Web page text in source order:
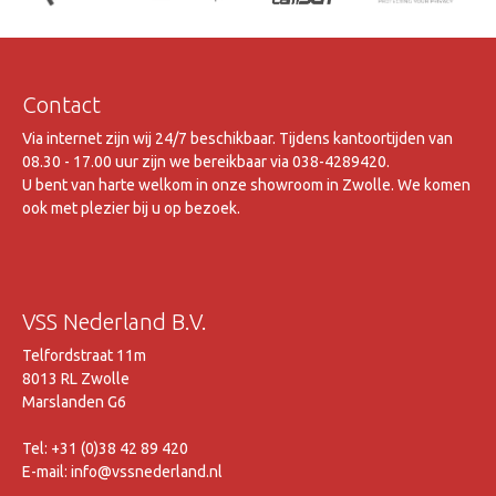
Contact
Via internet zijn wij 24/7 beschikbaar. Tijdens kantoortijden van
08.30 - 17.00 uur zijn we bereikbaar via 038-4289420.
U bent van harte welkom in onze showroom in Zwolle. We komen
ook met plezier bij u op bezoek.
VSS Nederland B.V.
Telfordstraat 11m
8013 RL Zwolle
Marslanden G6
Tel: +31 (0)38 42 89 420
E-mail: info@vssnederland.nl